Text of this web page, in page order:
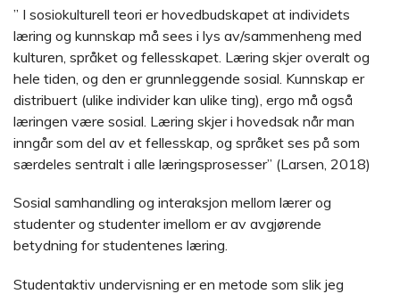
” I sosiokulturell teori er hovedbudskapet at individets
læring og kunnskap må sees i lys av/sammenheng med
kulturen, språket og fellesskapet. Læring skjer overalt og
hele tiden, og den er grunnleggende sosial. Kunnskap er
distribuert (ulike individer kan ulike ting), ergo må også
læringen være sosial. Læring skjer i hovedsak når man
inngår som del av et fellesskap, og språket ses på som
særdeles sentralt i alle læringsprosesser” (Larsen, 2018)
Sosial samhandling og interaksjon mellom lærer og
studenter og studenter imellom er av avgjørende
betydning for studentenes læring.
Studentaktiv undervisning er en metode som slik jeg